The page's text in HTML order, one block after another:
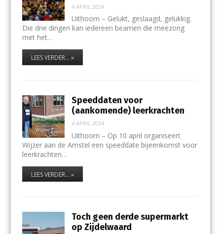
4 APRIL 2024
Uithoorn – Gelukt, geslaagd, gelukkig.
Die drie dingen kan iedereen beamen die meezong
met het…
LEES VERDER... »
Speeddaten voor
(aankomende) leerkrachten
4 APRIL 2024
Uithoorn – Op 10 april organiseert
Wijzer aan de Amstel een speeddate bijeenkomst voor
leerkrachten…
LEES VERDER... »
Toch geen derde supermarkt
op Zijdelwaard